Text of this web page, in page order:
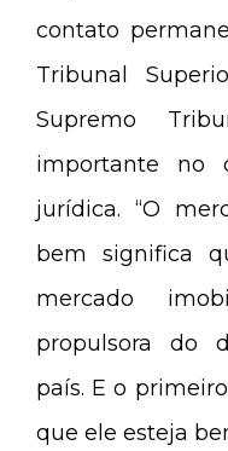
contato
Tribunal
Supremo
importante no
jurídica. “O
bem significa
mercado
propulsora do
país. E o
que ele esteja